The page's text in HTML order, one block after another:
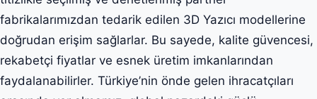
fabrikalarımızdan tedarik edilen 3D Yazıcı modellerine
doğrudan erişim sağlarlar. Bu sayede, kalite güvencesi,
rekabetçi fiyatlar ve esnek üretim imkanlarından
faydalanabilirler. Türkiye’nin önde gelen ihracatçıları